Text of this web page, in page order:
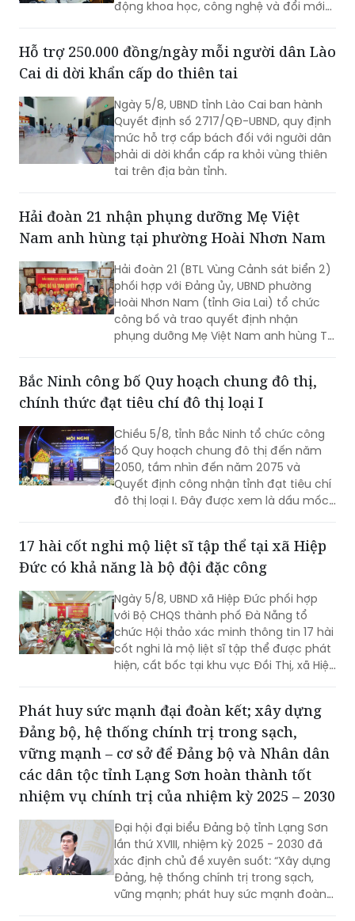
Hỗ trợ 250.000 đồng/ngày mỗi người dân Lào
Ngày 5/8, UBND tỉnh Lào Cai ban hành
Quyết định số 2717/QĐ-UBND, quy định
mức hỗ trợ cấp bách đối với người dân
phải di dời khẩn cấp ra khỏi vùng thiên
tai trên địa bàn tỉnh.
Hải đoàn 21 nhận phụng dưỡng Mẹ Việt
Hải đoàn 21 (BTL Vùng Cảnh sát biển 2)
phối hợp với Đảng ủy, UBND phường
Hoài Nhơn Nam (tỉnh Gia Lai) tổ chức
công bố và trao quyết định nhận
phụng dưỡng Mẹ Việt Nam anh hùng Từ
Thị Nghiệm (SN 1933, trú tại khu phố
Giao Hội, phường Hoài Nhơn Nam, tỉnh
Gia Lai)
Bắc Ninh công bố Quy hoạch chung đô thị,
Chiều 5/8, tỉnh Bắc Ninh tổ chức công
bố Quy hoạch chung đô thị đến năm
2050, tầm nhìn đến năm 2075 và
Quyết định công nhận tỉnh đạt tiêu chí
đô thị loại I. Đây được xem là dấu mốc
có ý nghĩa đặc biệt, tạo nền tảng quan
trọng để Bắc Ninh hiện thực hóa mục
tiêu trở thành thành phố trực thuộc
một đô thị xanh, thông minh, hiện đại
và là cực tăng trưởng mới của khu vực
phía Bắc.
17 hài cốt nghi mộ liệt sĩ tập thể tại xã Hiệp
Ngày 5/8, UBND xã Hiệp Đức phối hợp
với Bộ CHQS thành phố Đà Nẵng tổ
chức Hội thảo xác minh thông tin 17 hài
cốt nghi là mộ liệt sĩ tập thể được phát
hiện, cất bốc tại khu vực Đồi Thị, xã Hiệp
Đức.
Phát huy sức mạnh đại đoàn kết; xây dựng
vững mạnh – cơ sở để Đảng bộ và Nhân dân
các dân tộc tỉnh Lạng Sơn hoàn thành tốt
nhiệm vụ chính trị của nhiệm kỳ 2025 – 2030
Đại hội đại biểu Đảng bộ tỉnh Lạng Sơn
lần thứ XVIII, nhiệm kỳ 2025 - 2030 đã
xác định chủ đề xuyên suốt: “Xây dựng
Đảng, hệ thống chính trị trong sạch,
vững mạnh; phát huy sức mạnh đoàn
kết; huy động mọi nguồn lực, hiện thực
hóa khát vọng phát triển; xây dựng
Lạng Sơn trở thành một cực tăng
Khai hầm Hoàng Liên